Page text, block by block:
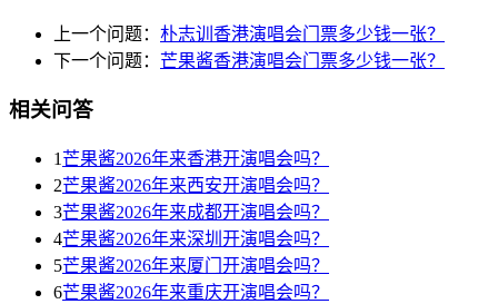
上一个问题： 朴志训香港演唱会门票多少钱一张？
下一个问题： 芒果酱香港演唱会门票多少钱一张？
相关问答
1芒果酱2026年来香港开演唱会吗？
2芒果酱2026年来西安开演唱会吗？
3芒果酱2026年来成都开演唱会吗？
4芒果酱2026年来深圳开演唱会吗？
5芒果酱2026年来厦门开演唱会吗？
6芒果酱2026年来重庆开演唱会吗？